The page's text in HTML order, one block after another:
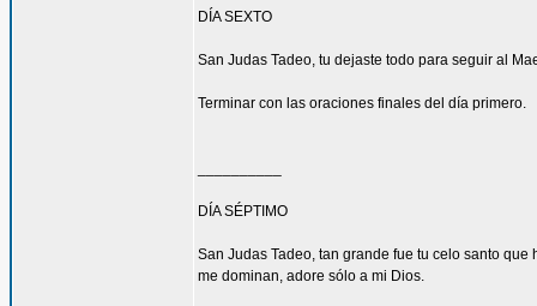
DÍA SEXTO
San Judas Tadeo, tu dejaste todo para seguir al
Terminar con las oraciones finales del día primero.
DÍA SÉPTIMO
San Judas Tadeo, tan grande fue tu celo santo
me dominan, adore sólo a mi Dios.